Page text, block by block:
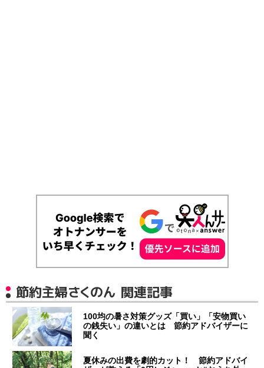
節約主婦さくのん 関連記事
100均の暑さ対策グッズ「買い」「安物買い
の銭失い」の違いとは 節約アドバイザーに
聞く
夏休みの出費を劇的カット！ 節約アドバイ